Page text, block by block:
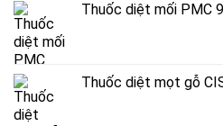
Thuốc diệt mối PMC
Thuốc diệt mọt gỗ